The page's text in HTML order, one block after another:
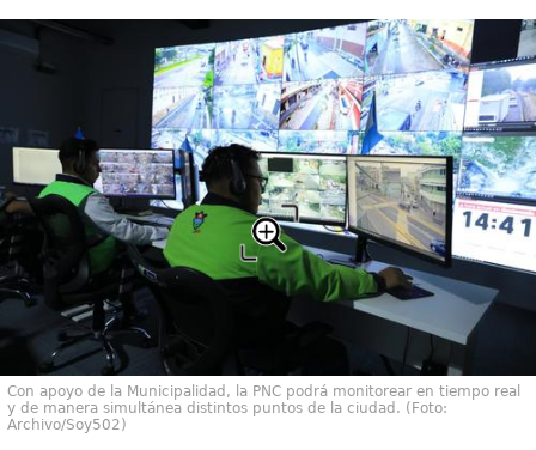
Con apoyo de la Municipalidad, la PNC podrá monitorear en tiempo real
y de manera simultánea distintos puntos de la ciudad. (Foto:
Archivo/Soy502)